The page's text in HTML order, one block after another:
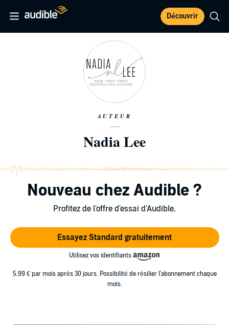
Découvrir
AUTEUR
Nadia Lee
Nouveau chez Audible ?
Profitez de l'offre d'essai d'Audible.
Essayez Standard gratuitement
Utilisez vos identifiants
5,99 € par mois après 30 jours. Possibilité de résilier l'abonnement chaque
mois.